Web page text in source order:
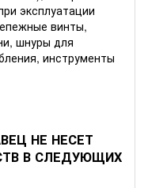
эксплуатации
винты,
шнуры для
инструменты
НЕ НЕСЕТ
В СЛЕДУЮЩИХ